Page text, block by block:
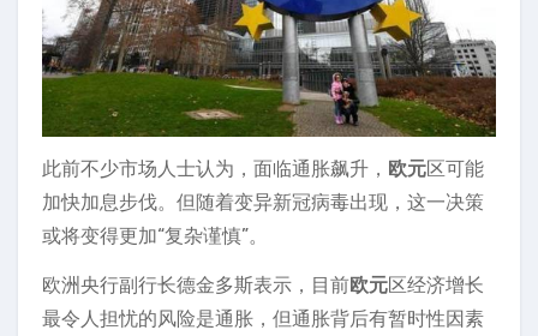
此前不少市场人士认为，面临通胀飙升， 欧元区可能
加快加息步伐。但随着变异新冠病毒出现，这一决策
或将变得更加“复杂谨慎”。
欧洲央行副行长德金多斯表示，目前欧元区经济增长
最令人担忧的风险是通胀，但通胀背后有暂时性因素